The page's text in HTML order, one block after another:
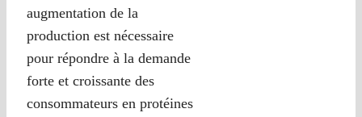
augmentation de la
production est nécessaire
pour répondre à la demande
forte et croissante des
consommateurs en protéines